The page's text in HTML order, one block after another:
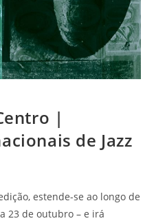
|
de Jazz
estende-se ao longo de
23 de outubro – e irá